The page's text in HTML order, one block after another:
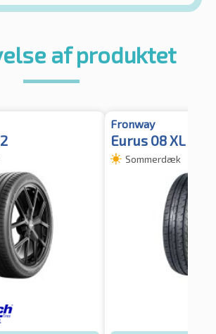
af produktet
Fronway
Eurus 08 XL
Sommerdæk